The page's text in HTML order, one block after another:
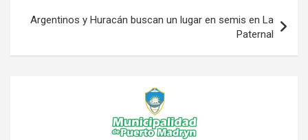
entradas
Argentinos y Huracán buscan un lugar en semis en La
Paternal